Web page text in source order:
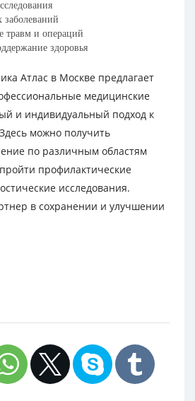
травм и операций
здоровья
Атлас в Москве предлагает
медицинские
и индивидуальный подход к
можно получить
по различным областям
профилактические
исследования.
в сохранении и улучшении